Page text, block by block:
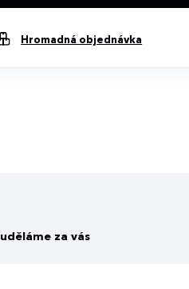
Hromadná objednávka
uděláme za vás